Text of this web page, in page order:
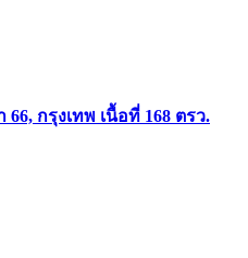
กรุงเทพ เนื้อที่ 168 ตรว.